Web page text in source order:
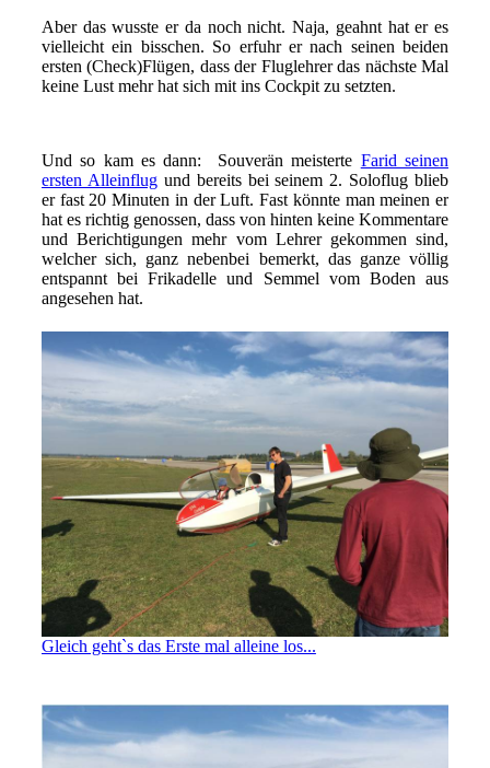
Aber das wusste er da noch nicht. Naja, geahnt hat er es
vielleicht ein bisschen. So erfuhr er nach seinen beiden
ersten (Check)Flügen, dass der Fluglehrer das nächste Mal
keine Lust mehr hat sich mit ins Cockpit zu setzten.
Und so kam es dann: Souverän meisterte Farid seinen
ersten Alleinflugund bereits bei seinem 2. Soloflug blieb
er fast 20 Minuten in der Luft. Fast könnte man meinen er
hat es richtig genossen, dass von hinten keine Kommentare
und Berichtigungen mehr vom Lehrer gekommen sind,
welcher sich, ganz nebenbei bemerkt, das ganze völlig
entspannt bei Frikadelle und Semmel vom Boden aus
angesehen hat.
Gleich geht`s das Erste mal alleine los...